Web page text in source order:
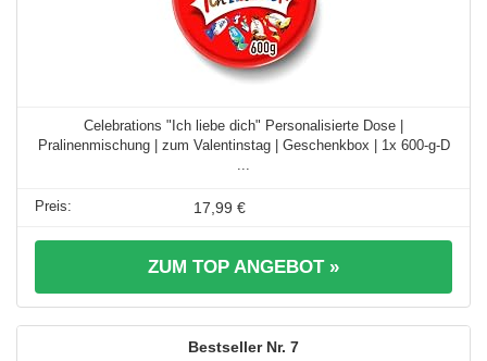
Celebrations "Ich liebe dich" Personalisierte Dose |
Pralinenmischung | zum Valentinstag | Geschenkbox | 1x 600-g-D
17,99 €
ZUM TOP ANGEBOT »
7